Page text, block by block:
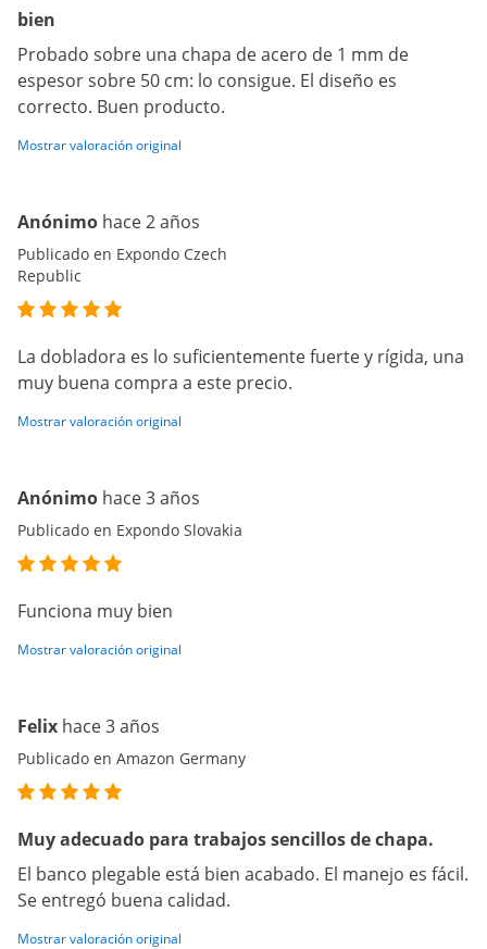
bien
Probado sobre una chapa de acero de 1 mm de
espesor sobre 50 cm: lo consigue. El diseño es
correcto. Buen producto.
Mostrar valoración original
Anónimo hace 2 años
Publicado en Expondo Czech
Republic
La dobladora es lo suficientemente fuerte y rígida, una
muy buena compra a este precio.
Mostrar valoración original
Anónimo hace 3 años
Publicado en Expondo Slovakia
Funciona muy bien
Mostrar valoración original
Felix hace 3 años
Publicado en Amazon Germany
Muy adecuado para trabajos sencillos de chapa.
El banco plegable está bien acabado. El manejo es fácil.
Se entregó buena calidad.
Mostrar valoración original